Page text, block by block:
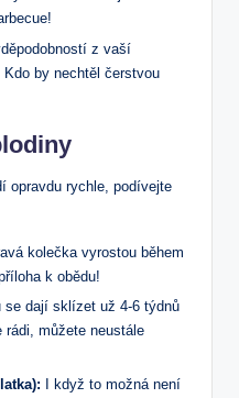
z vaší
by nechtěl čerstvou
opravdu rychle, podívejte
kolečka vyrostou během
k obědu!
se dají sklízet už 4-6 týdnů
můžete neustále
I když to možná není